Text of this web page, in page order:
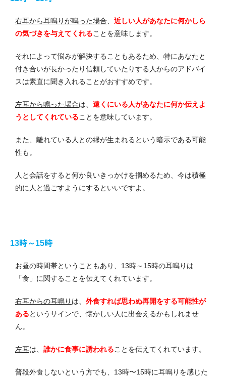
右耳から耳鳴りが鳴った場合
近しい人があなたに何かしら
の気づきを与えてくれることを意味します。
それによって悩みが解決することもあるため、特にあなたと
付き合いが長かったり信頼していたりする人からのアドバイ
スは素直に聞き入れることがおすすめです。
左耳から鳴った場合は、 遠くにいる人があなたに何か伝えよ
うとしてくれていることを意味しています。
また、離れている人との縁が生まれるという暗示である可能
性も。
人と会話をすると何か良いきっかけを掴めるため、今は積極
的に人と過ごすようにするといいですよ。
13時～15時
お昼の時間帯ということもあり、13時～15時の耳鳴りは
「食」に関することを伝えてくれています。
右耳からの耳鳴り は、 外食すれば思わぬ再開をする可能性が
あるというサインで、懐かしい人に出会えるかもしれませ
ん。
左耳は、 誰かに食事に誘われることを伝えてくれています。
普段外食しないという方でも、13時〜15時に耳鳴りを感じた